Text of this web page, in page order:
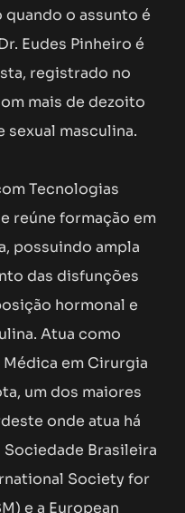
o assunto é
Eudes Pinheiro é
registrado no
mais de dezoito
sexual masculina.
Tecnologias
reúne formação em
possuindo ampla
das disfunções
hormonal e
Atua como
em Cirurgia
um dos maiores
onde atua há
Sociedade Brasileira
Society for
e a European